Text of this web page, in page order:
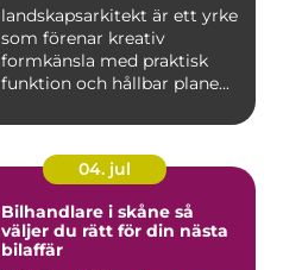
landskapsarkitekt är ett yrke
som förenar kreativ
formkänsla med praktisk
funktion och hållbar plane...
04. jul
Bilhandlare i skåne så
väljer du rätt för din nästa
bilaffär